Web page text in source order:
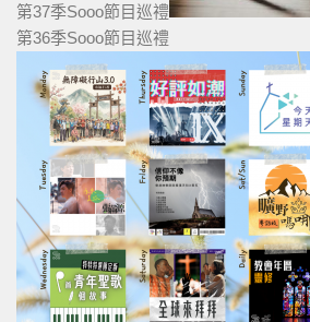
第37季Sooo節目巡禮
第36季Sooo節目巡禮